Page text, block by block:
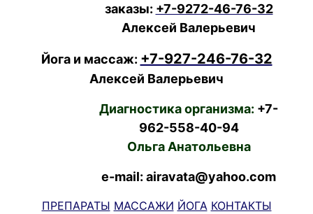
заказы: +7-9272-46-76-32
Алексей Валерьевич
Йога и массаж: +7-927-246-76-32
Алексей Валерьевич
Диагностика организма: +7-
962-558-40-94
Ольга Анатольевна
e-mail: airavata@yahoo.com
ПРЕПАРАТЫ МАССАЖИ ЙОГА КОНТАКТЫ